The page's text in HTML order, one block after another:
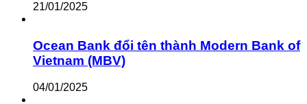
21/01/2025
Ocean Bank đổi tên thành Modern Bank of
Vietnam (MBV)
04/01/2025